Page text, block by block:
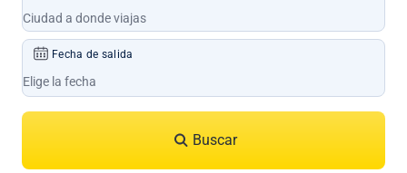
Fecha de salida
Buscar